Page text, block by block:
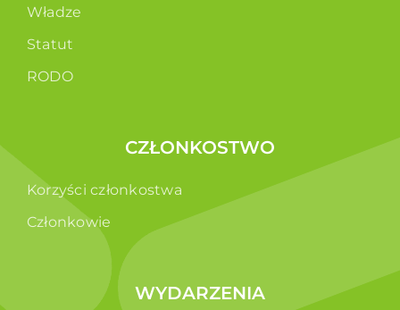
Władze
Statut
RODO
CZŁONKOSTWO
Korzyści członkostwa
Członkowie
WYDARZENIA